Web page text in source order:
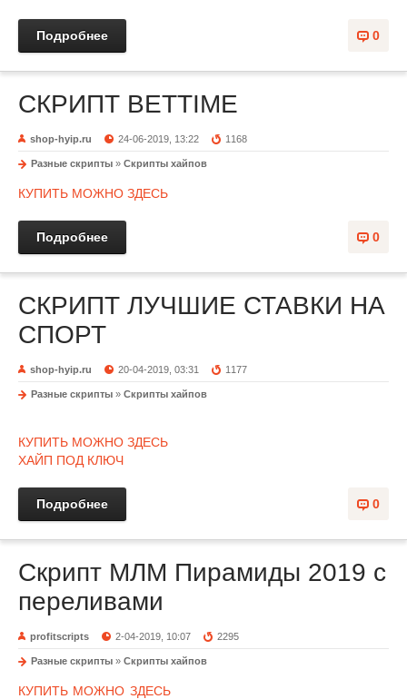
0
Подробнее
СКРИПТ BETTIME
shop-hyip.ru 24-06-2019, 13:22 1168
Разные скрипты » Скрипты хайпов
КУПИТЬ МОЖНО ЗДЕСЬ
0
Подробнее
СКРИПТ ЛУЧШИЕ СТАВКИ НА
СПОРТ
shop-hyip.ru 20-04-2019, 03:31 1177
Разные скрипты » Скрипты хайпов
КУПИТЬ МОЖНО ЗДЕСЬ
ХАЙП ПОД КЛЮЧ
0
Подробнее
Скрипт МЛМ Пирамиды 2019 с
переливами
profitscripts 2-04-2019, 10:07 2295
Разные скрипты » Скрипты хайпов
КУПИТЬ МОЖНО ЗДЕСЬ